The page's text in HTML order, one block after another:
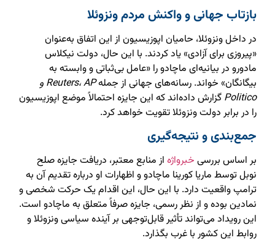
بازتاب جهانی و واکنش مردم ونزوئلا
در داخل ونزوئلا، حامیان اپوزیسیون از این اتفاق به‌عنوان
«پیروزی برای آزادی» یاد کردند. با این حال، دولت نیکلاس
مادورو در بیانیه‌ای ماچادو را «عامل بی‌ثباتی و وابسته به
بیگانگان» خواند. رسانه‌های جهانی از جمله
Reuters، AP و
Politico گزارش داده‌اند که این جایزه احتمالاً موضع اپوزیسیون
را در برابر دولت ونزوئلا تقویت خواهد کرد.
جمع‌بندی و نتیجه‌گیری
بر اساس بررسی خبرواژه از منابع معتبر، دریافت جایزه صلح
نوبل توسط ماریا کورینا ماچادو و اظهارات او درباره تقدیم آن به
ترامپ واقعیت دارد. با این حال، این اقدام یک حرکت شخصی و
نمادین بوده و از نظر رسمی، جایزه صرفاً متعلق به ماچادو است.
این رویداد می‌تواند تأثیر قابل‌توجهی بر آینده سیاسی ونزوئلا و
روابط این کشور با غرب بگذارد.